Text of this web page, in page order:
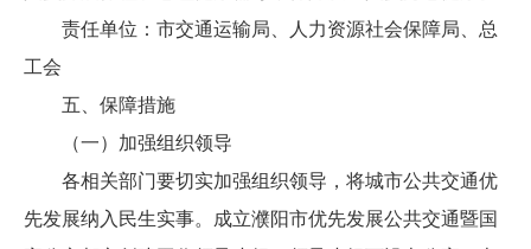
责任单位：市交通运输局、人力资源社会保障局、总
工会
五、保障措施
（一）加强组织领导
各相关部门要切实加强组织领导，将城市公共交通优
先发展纳入民生实事。成立濮阳市优先发展公共交通暨国